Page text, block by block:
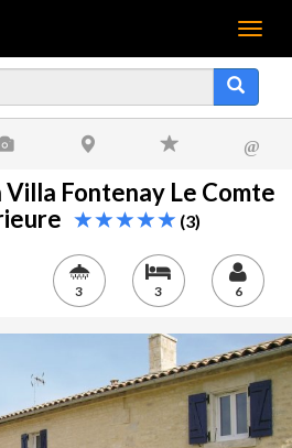
Menu
@
Fontenay Le Comte
(3)
3 3 6